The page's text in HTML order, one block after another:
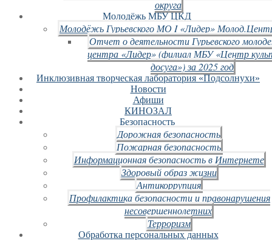
округа
Молодёжь МБУ ЦКД
Молодёжь Гурьевского МО I «Лидер»
Отчет о деятельности Гурьевского
центра «Лидер» (филиал МБУ «Центр
досуга») за 2025 год
Инклюзивная творческая лаборатория «Подсолнухи»
Новости
Афиши
КИНОЗАЛ
Безопасность
Дорожная безопасность
Пожарная безопасность
Информационная безопасность в Интернете
Здоровый образ жизни
Антикоррупция
Профилактика безопасности и правонарушения
несовершеннолетних
Терроризм
Обработка персональных данных